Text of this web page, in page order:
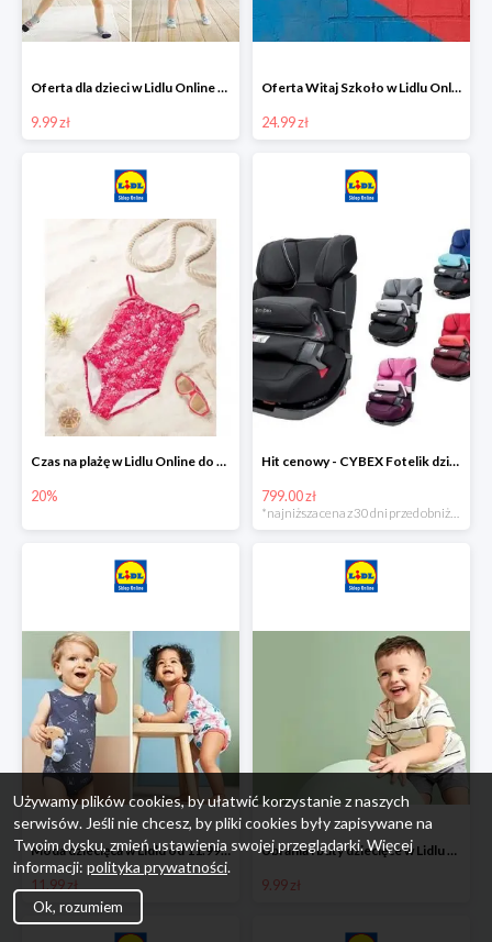
Oferta dla dzieci w Lidlu Online od 9,99 zł
9.99 zł
Oferta Witaj Szkoło w Lidlu Online od 24,99 zł
24.99 zł
Czas na plażę w Lidlu Online do -20%
20%
Hit cenowy - CYBEX Fotelik dziecięcy samochodowy Pallasfix grupa I-III, 9-36 kg
799.00 zł
Moda dziecięca w Lidlu od 11.99 zł
11.99 zł
Ubrania i buty dziecięce w Lidlu Online od 9,99 zł
9.99 zł
Używamy plików cookies, by ułatwić korzystanie z naszych
serwisów. Jeśli nie chcesz, by pliki cookies były zapisywane na
Twoim dysku, zmień ustawienia swojej przeglądarki. Więcej
informacji: polityka prywatności.
Ok, rozumiem